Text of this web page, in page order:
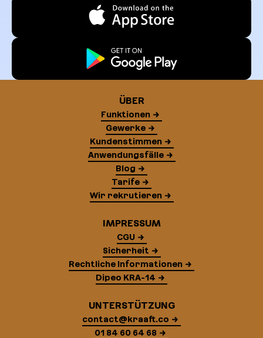
ÜBER
Funktionen
Gewerke
Kundenstimmen
Anwendungsfälle
Blog
Tarife
Wir rekrutieren
IMPRESSUM
CGU
Sicherheit
Rechtliche Informationen
Dipeo KRA-14
UNTERSTÜTZUNG
contact@kraaft.co
01 84 60 64 68